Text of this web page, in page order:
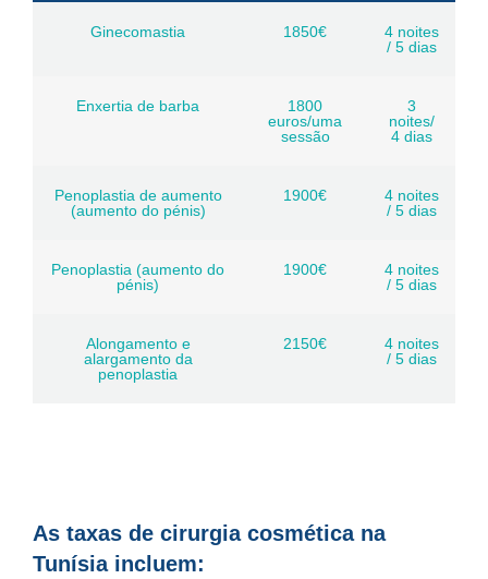
Ginecomastia 1850€
4 noites
/ 5 dias
Enxertia de barba
1800
euros/uma
sessão
3
noites/
4 dias
Penoplastia de aumento
(aumento do pénis)
1900€
4 noites
/ 5 dias
Penoplastia (aumento do
pénis)
1900€
4 noites
/ 5 dias
Alongamento e
alargamento da
penoplastia
2150€
4 noites
/ 5 dias
As taxas de cirurgia cosmética na
Tunísia incluem: